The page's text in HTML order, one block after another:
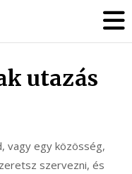
utazás
vagy egy közösség,
szervezni, és